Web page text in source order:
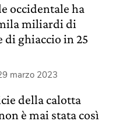
occidentale ha
miliardi di
di ghiaccio in 25
marzo 2023
della calotta
è mai stata così